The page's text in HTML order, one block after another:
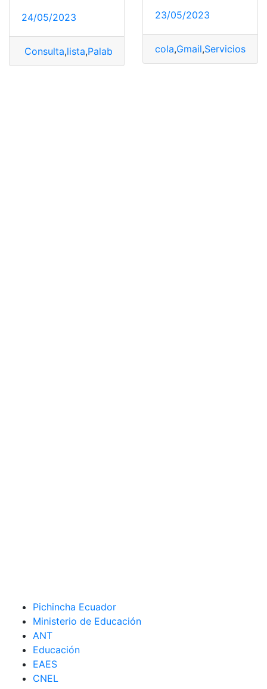
24/05/2023
Consulta,lista,Palabras Palabras Ecuatorianas,
23/05/2023
cola,Gmail,Servicios
Pichincha Ecuador
Ministerio de Educación
ANT
Educación
EAES
CNEL